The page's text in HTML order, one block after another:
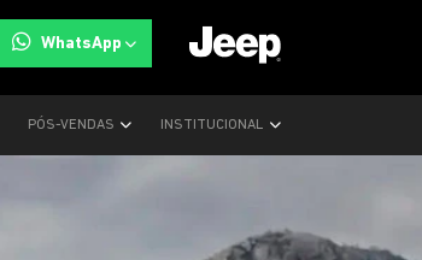
WhatsApp
PÓS-VENDAS INSTITUCIONAL